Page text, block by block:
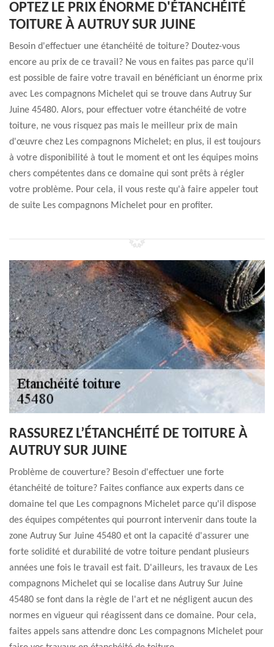
OPTEZ LE PRIX ÉNORME D'ÉTANCHÉITÉ
TOITURE À AUTRUY SUR JUINE
Besoin d'effectuer une étanchéité de toiture? Doutez-vous
encore au prix de ce travail? Ne vous en faites pas parce qu'il
est possible de faire votre travail en bénéficiant un énorme prix
avec Les compagnons Michelet qui se trouve dans Autruy Sur
Juine 45480. Alors, pour effectuer votre étanchéité de votre
toiture, ne vous risquez pas mais le meilleur prix de main
d'œuvre chez Les compagnons Michelet; en plus, il est toujours
à votre disponibilité à tout le moment et ont les équipes moins
chers compétentes dans ce domaine qui sont prêts à régler
votre problème. Pour cela, il vous reste qu'à faire appeler tout
de suite Les compagnons Michelet pour en profiter.
RASSUREZ L’ÉTANCHÉITÉ DE TOITURE À
AUTRUY SUR JUINE
Problème de couverture? Besoin d'effectuer une forte
étanchéité de toiture? Faites confiance aux experts dans ce
domaine tel que Les compagnons Michelet parce qu'il dispose
des équipes compétentes qui pourront intervenir dans toute la
zone Autruy Sur Juine 45480 et ont la capacité d'assurer une
forte solidité et durabilité de votre toiture pendant plusieurs
années une fois le travail est fait. D'ailleurs, les travaux de Les
compagnons Michelet qui se localise dans Autruy Sur Juine
45480 se font dans la règle de l'art et ne négligent aucun des
normes en vigueur qui réagissent dans ce domaine. Pour cela,
faites appels sans attendre donc Les compagnons Michelet pour